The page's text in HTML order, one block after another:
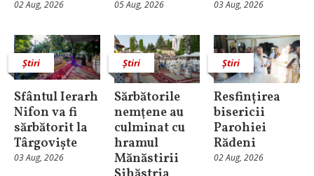
02 Aug, 2026 05 Aug, 2026 03 Aug, 2026
Știri
Sfântul Ierarh
Nifon va fi
sărbătorit la
Târgoviște
03 Aug, 2026
Știri
Sărbătorile
nemţene au
culminat cu
hramul
Mănăstirii
Știri
Resfințirea
bisericii
Parohiei
Rădeni
02 Aug, 2026